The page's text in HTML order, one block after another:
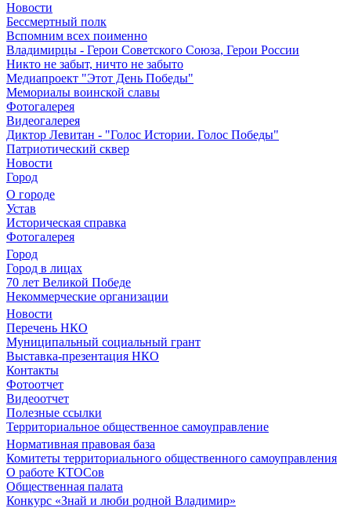
Новости
Бессмертный полк
Вспомним всех поименно
Владимирцы - Герои Советского Союза, Герои России
Никто не забыт, ничто не забыто
Медиапроект "Этот День Победы"
Мемориалы воинской славы
Фотогалерея
Видеогалерея
Диктор Левитан - "Голос Истории. Голос Победы"
Патриотический сквер
Новости
Город
О городе
Устав
Историческая справка
Фотогалерея
Город
Город в лицах
70 лет Великой Победе
Некоммерческие организации
Новости
Перечень НКО
Муниципальный социальный грант
Выставка-презентация НКО
Контакты
Фотоотчет
Видеоотчет
Полезные ссылки
Территориальное общественное самоуправление
Нормативная правовая база
Комитеты территориального общественного самоуправления
О работе КТОСов
Общественная палата
Конкурс «Знай и люби родной Владимир»